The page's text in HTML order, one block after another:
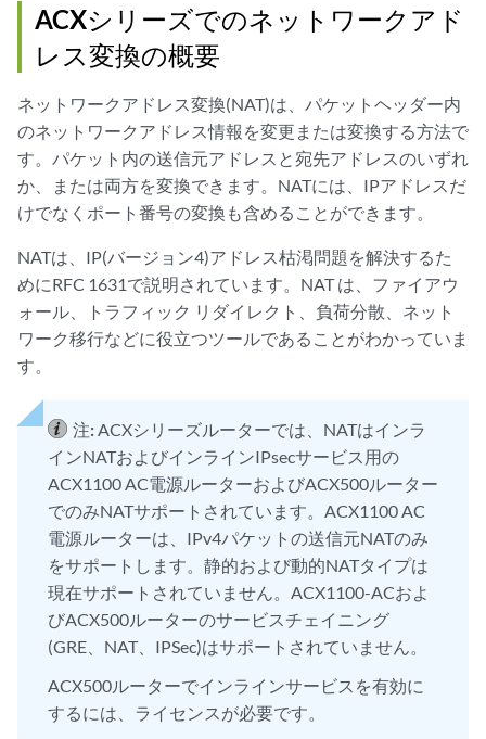
ACXシリーズでのネットワークアド
レス変換の概要
ネットワークアドレス変換(NAT)は、パケットヘッダー内
のネットワークアドレス情報を変更または変換する方法で
す。パケット内の送信元アドレスと宛先アドレスのいずれ
か、または両方を変換できます。NATには、IPアドレスだ
けでなくポート番号の変換も含めることができます。
NATは、IP(バージョン4)アドレス枯渇問題を解決するた
めにRFC 1631で説明されています。NAT は、ファイアウ
ォール、トラフィック リダイレクト、負荷分散、ネット
ワーク移行などに役立つツールであることがわかっていま
す。
注:ACXシリーズルーターでは、NATはインラ
インNATおよびインラインIPsecサービス用の
ACX1100 AC電源ルーターおよびACX500ルーター
でのみNATサポートされています。ACX1100 AC
電源ルーターは、IPv4パケットの送信元NATのみ
をサポートします。静的および動的NATタイプは
現在サポートされていません。ACX1100-ACおよ
びACX500ルーターのサービスチェイニング
(GRE、NAT、IPSec)はサポートされていません。
ACX500ルーターでインラインサービスを有効に
するには、ライセンスが必要です。